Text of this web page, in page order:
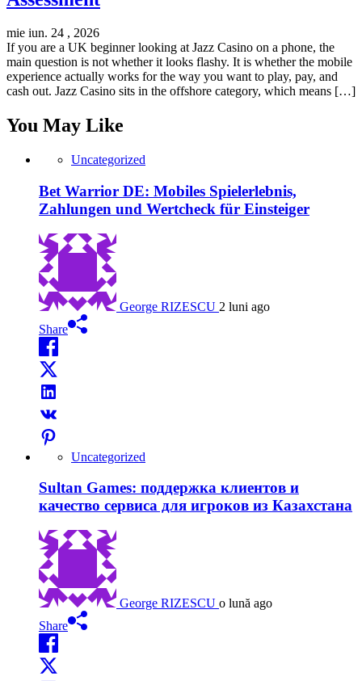
mie iun. 24 , 2026
If you are a UK beginner looking at Jazz Casino on a phone, the
main question is not whether it looks flashy. It is whether the mobile
experience actually works for the way you want to play, pay, and
cash out. Jazz Casino sits in the offshore category, which means […]
You May Like
Uncategorized
Bet Warrior DE: Mobiles Spielerlebnis,
Zahlungen und Wertcheck für Einsteiger
George RIZESCU 2 luni ago
Share
Uncategorized
Sultan Games: поддержка клиентов и
качество сервиса для игроков из Казахстана
George RIZESCU o lună ago
Share